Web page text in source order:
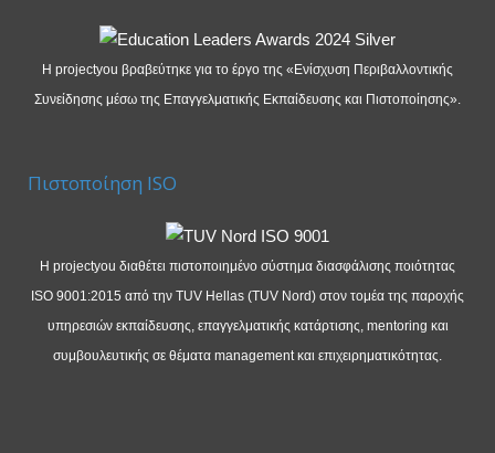
Η projectyou βραβεύτηκε για το έργο της «Ενίσχυση Περιβαλλοντικής
Συνείδησης μέσω της Επαγγελματικής Εκπαίδευσης και Πιστοποίησης».
Πιστοποίηση ISO
Η projectyou διαθέτει πιστοποιημένο σύστημα διασφάλισης ποιότητας
ISO 9001:2015 από την TUV Hellas (TUV Nord) στον τομέα της παροχής
υπηρεσιών εκπαίδευσης, επαγγελματικής κατάρτισης, mentoring και
συμβουλευτικής σε θέματα management και επιχειρηματικότητας.